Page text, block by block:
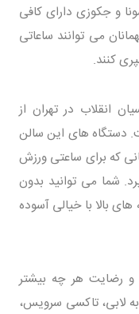
و جکوزی دارای کافی
می توانند ساعاتی
کنند.
انقلاب در تهران از
دستگاه های این سالن
که برای ساعتی ورزش
شما می توانید بدون
بالا با خیالی آسوده
و رضایت هر چه بیشتر
لابی، تاکسی سرویس،